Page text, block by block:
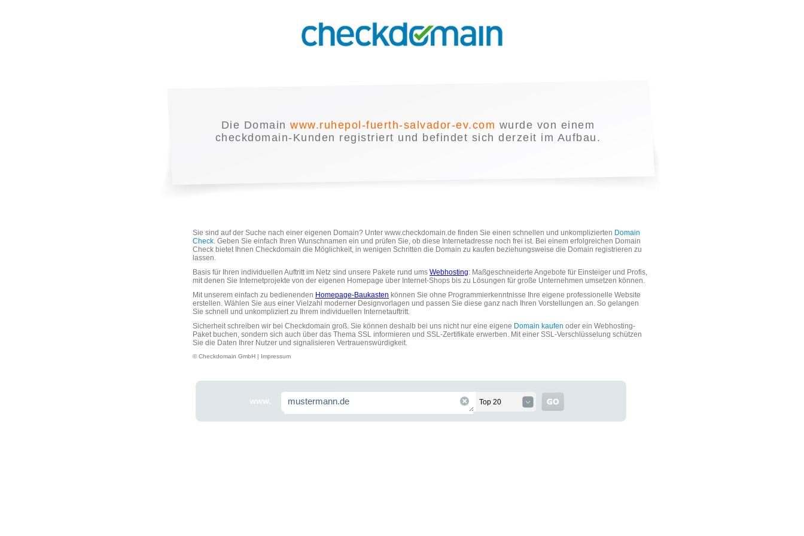
Die Domainwww.ruhepol-fuerth-salvador-ev.com wurde von einem
checkdomain-Kunden registriert und befindet sich derzeit im Aufbau.
Sie sind auf der Suche nach einer eigenen Domain? Unter www.checkdomain.de finden Sie einen schnellen und unkomplizierten Domain
Check. Geben Sie einfach Ihren Wunschnamen ein und prüfen Sie, ob diese Internetadresse noch frei ist. Bei einem erfolgreichen Domain
Check bietet Ihnen Checkdomain die Möglichkeit, in wenigen Schritten die Domain zu kaufen beziehungsweise die Domain registrieren zu
lassen.
Basis für Ihren individuellen Auftritt im Netz sind unsere Pakete rund ums Webhosting: Maßgeschneiderte Angebote für Einsteiger und Profis,
mit denen Sie Internetprojekte von der eigenen Homepage über Internet-Shops bis zu Lösungen für große Unternehmen umsetzen können.
Mit unserem einfach zu bedienenden Homepage-Baukasten können Sie ohne Programmierkenntnisse Ihre eigene professionelle Website
erstellen. Wählen Sie aus einer Vielzahl moderner Designvorlagen und passen Sie diese ganz nach Ihren Vorstellungen an. So gelangen
Sie schnell und unkompliziert zu Ihrem individuellen Internetauftritt.
Sicherheit schreiben wir bei Checkdomain groß. Sie können deshalb bei uns nicht nur eine eigene Domain kaufen oder ein Webhosting-
Paket buchen, sondern sich auch über das Thema SSL informieren und SSL-Zertifikate erwerben. Mit einer SSL-Verschlüsselung schützen
Sie die Daten Ihrer Nutzer und signalisieren Vertrauenswürdigkeit.
© Checkdomain GmbH | Impressum
www. Top 20